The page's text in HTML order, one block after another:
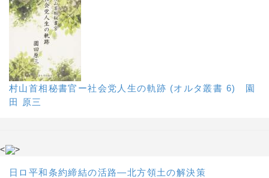
村山首相秘書官ー社会党人生の軌跡 (オルタ叢書 6) 園
田 原三
< >
日ロ平和条約締結の活路―北方領土の解決策